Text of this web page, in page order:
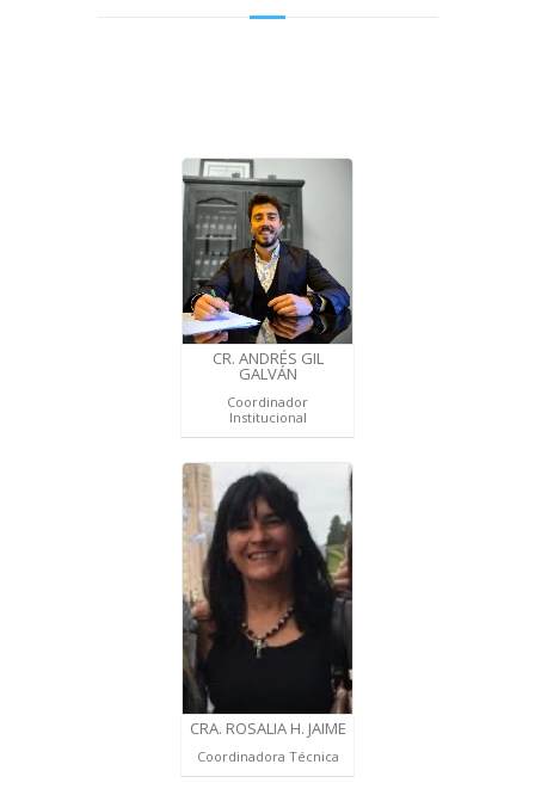
CR. ANDRÉS GIL
GALVÁN
Coordinador
Institucional
CRA. ROSALIA H. JAIME
Coordinadora Técnica